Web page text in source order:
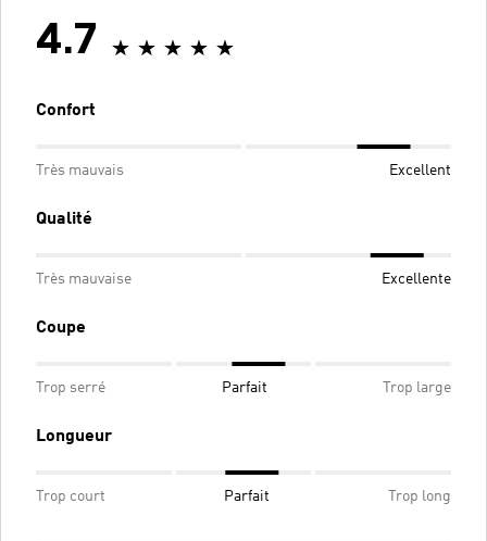
4.7
Confort
Très mauvais Excellent
Qualité
Très mauvaise Excellente
Coupe
Trop serré Parfait Trop large
Longueur
Trop court Parfait Trop long